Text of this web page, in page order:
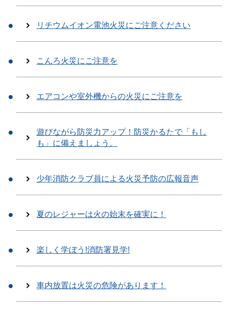
リチウムイオン電池火災にご注意ください
こんろ火災にご注意を
エアコンや室外機からの火災にご注意を
遊びながら防災力アップ！防災かるたで「もし
も」に備えましょう。
少年消防クラブ員による火災予防の広報音声
夏のレジャーは火の始末を確実に！
楽しく学ぼう!消防署見学!
車内放置は火災の危険があります！